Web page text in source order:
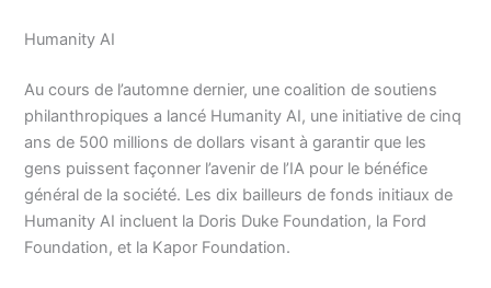
Humanity AI
Au cours de l’automne dernier, une coalition de soutiens
philanthropiques a lancé Humanity AI, une initiative de cinq
ans de 500 millions de dollars visant à garantir que les
gens puissent façonner l’avenir de l’IA pour le bénéfice
général de la société. Les dix bailleurs de fonds initiaux de
Humanity AI incluent la Doris Duke Foundation, la Ford
Foundation, et la Kapor Foundation.